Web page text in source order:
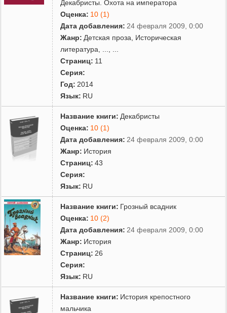
Декабристы. Охота на императора
Оценка: 10 (1)
Дата добавления: 24 февраля 2009, 0:00
Жанр: Детская проза
Историческая
литература
Страниц: 11
Серия:
Год: 2014
Язык: RU
Название книги: Декабристы
Оценка: 10 (1)
Дата добавления: 24 февраля 2009, 0:00
Жанр: История
Страниц: 43
Серия:
Язык: RU
Название книги: Грозный всадник
Оценка: 10 (2)
Дата добавления: 24 февраля 2009, 0:00
Жанр: История
Страниц: 26
Серия:
Язык: RU
Название книги: История крепостного
мальчика